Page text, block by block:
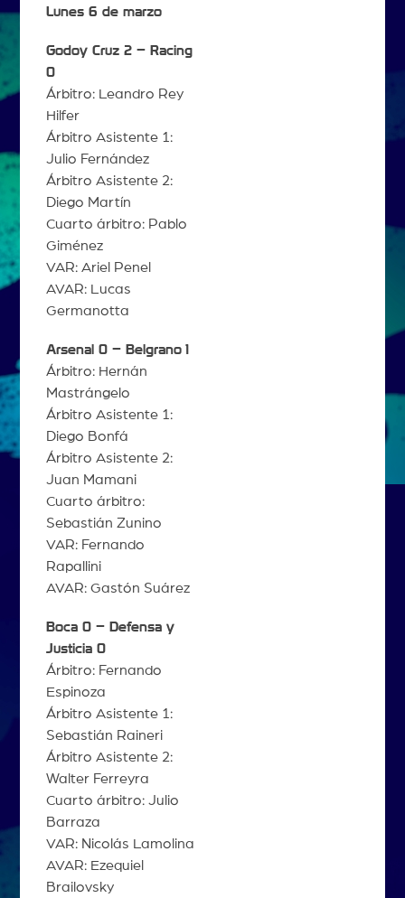
Lunes 6 de marzo
Godoy Cruz 2 – Racing
0
Árbitro: Leandro Rey
Hilfer
Árbitro Asistente 1:
Julio Fernández
Árbitro Asistente 2:
Diego Martín
Cuarto árbitro: Pablo
Giménez
VAR: Ariel Penel
AVAR: Lucas
Germanotta
Arsenal 0 – Belgrano 1
Árbitro: Hernán
Mastrángelo
Árbitro Asistente 1:
Diego Bonfá
Árbitro Asistente 2:
Juan Mamani
Cuarto árbitro:
Sebastián Zunino
VAR: Fernando
Rapallini
AVAR: Gastón Suárez
Boca 0 – Defensa y
Justicia 0
Árbitro: Fernando
Espinoza
Árbitro Asistente 1:
Sebastián Raineri
Árbitro Asistente 2:
Walter Ferreyra
Cuarto árbitro: Julio
Barraza
VAR: Nicolás Lamolina
AVAR: Ezequiel
Brailovsky